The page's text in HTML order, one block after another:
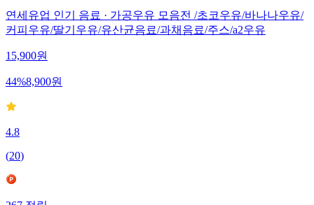
연세유업 인기 음료 · 가공우유 모음전 /초코우유/바나나우유/
커피우유/딸기우유/유산균음료/과채음료/주스/a2우유
15,900원
44%8,900원
4.8
(20)